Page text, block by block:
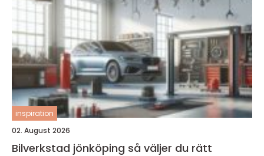
inspiration
02. August 2026
Bilverkstad jönköping så väljer du rätt